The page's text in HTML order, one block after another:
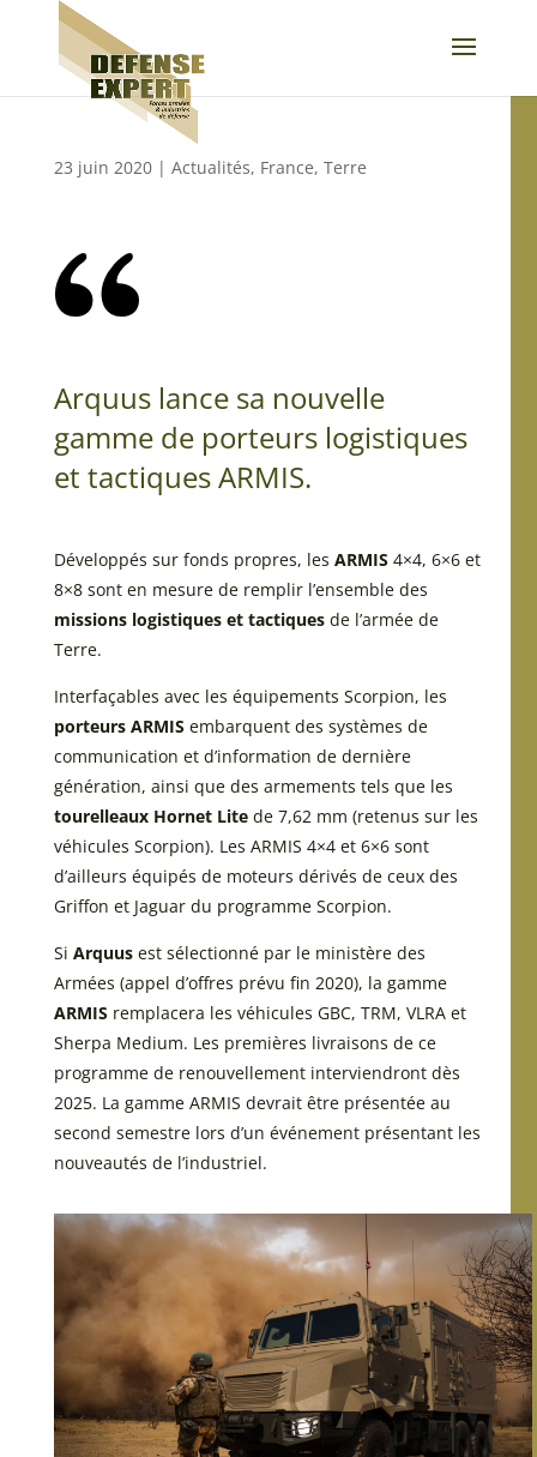
23 juin 2020| Actualités, France, Terre
Arquus lance sa nouvelle
gamme de porteurs logistiques
et tactiques ARMIS.
Développés sur fonds propres, les ARMIS4×4, 6×6 et
8×8 sont en mesure de remplir l’ensemble des
missions logistiques et tactiquesde l’armée de
Terre.
Interfaçables avec les équipements Scorpion, les
porteurs ARMISembarquent des systèmes de
communication et d’information de dernière
génération, ainsi que des armements tels que les
tourelleaux Hornet Litede 7,62 mm (retenus sur les
véhicules Scorpion). Les ARMIS 4×4 et 6×6 sont
d’ailleurs équipés de moteurs dérivés de ceux des
Griffon et Jaguar du programme Scorpion.
Si Arquusest sélectionné par le ministère des
Armées (appel d’offres prévu fin 2020), la gamme
ARMISremplacera les véhicules GBC, TRM, VLRA et
Sherpa Medium. Les premières livraisons de ce
programme de renouvellement interviendront dès
2025. La gamme ARMIS devrait être présentée au
second semestre lors d’un événement présentant les
nouveautés de l’industriel.